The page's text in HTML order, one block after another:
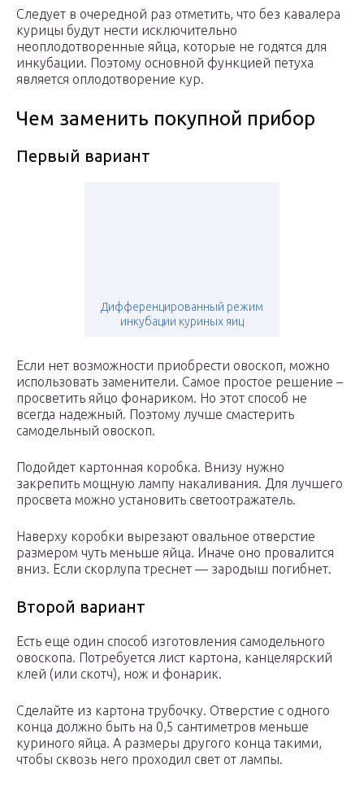
Следует в очередной раз отметить, что без кавалера
курицы будут нести исключительно
неоплодотворенные яйца, которые не годятся для
инкубации. Поэтому основной функцией петуха
является оплодотворение кур.
Чем заменить покупной прибор
Первый вариант
Дифференцированный режим
инкубации куриных яиц
Если нет возможности приобрести овоскоп, можно
использовать заменители. Самое простое решение –
просветить яйцо фонариком. Но этот способ не
всегда надежный. Поэтому лучше смастерить
самодельный овоскоп.
Подойдет картонная коробка. Внизу нужно
закрепить мощную лампу накаливания. Для лучшего
просвета можно установить светоотражатель.
Наверху коробки вырезают овальное отверстие
размером чуть меньше яйца. Иначе оно провалится
вниз. Если скорлупа треснет — зародыш погибнет.
Второй вариант
Есть еще один способ изготовления самодельного
овоскопа. Потребуется лист картона, канцелярский
клей (или скотч), нож и фонарик.
Сделайте из картона трубочку. Отверстие с одного
конца должно быть на 0,5 сантиметров меньше
куриного яйца. А размеры другого конца такими,
чтобы сквозь него проходил свет от лампы.